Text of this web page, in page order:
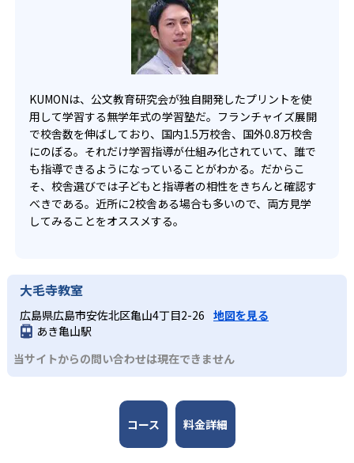
KUMONは、公文教育研究会が独自開発したプリントを使
用して学習する無学年式の学習塾だ。フランチャイズ展開
で校舎数を伸ばしており、国内1.5万校舎、国外0.8万校舎
にのぼる。それだけ学習指導が仕組み化されていて、誰で
も指導できるようになっていることがわかる。だからこ
そ、校舎選びでは子どもと指導者の相性をきちんと確認す
べきである。近所に2校舎ある場合も多いので、両方見学
してみることをオススメする。
大毛寺教室
広島県広島市安佐北区亀山4丁目2-26 地図を見る
あき亀山駅
当サイトからの問い合わせは現在できません
コース 料金詳細